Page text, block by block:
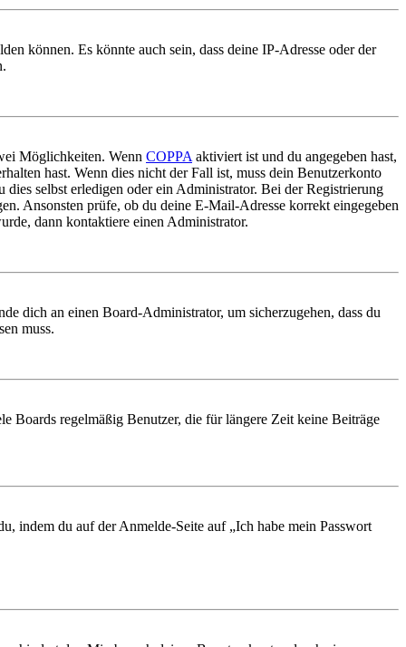
können. Es könnte auch sein, dass deine IP-Adresse oder der
Möglichkeiten. Wenn COPPA aktiviert ist und du angegeben hast,
hast. Wenn dies nicht der Fall ist, muss dein Benutzerkonto
selbst erledigen oder ein Administrator. Bei der Registrierung
Ansonsten prüfe, ob du deine E-Mail-Adresse korrekt eingegeben
dann kontaktiere einen Administrator.
dich an einen Board-Administrator, um sicherzugehen, dass du
muss.
Boards regelmäßig Benutzer, die für längere Zeit keine Beiträge
indem du auf der Anmelde-Seite auf „Ich habe mein Passwort